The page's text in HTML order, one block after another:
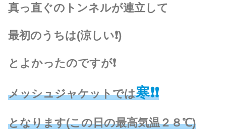
真っ直ぐのトンネルが連立して
最初のうちは(涼しい❗)
とよかったのですが❗
メッシュジャケットでは寒❗️❗️
となります(この日の最高気温２８℃)